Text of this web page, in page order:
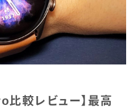
較レビュー】最高